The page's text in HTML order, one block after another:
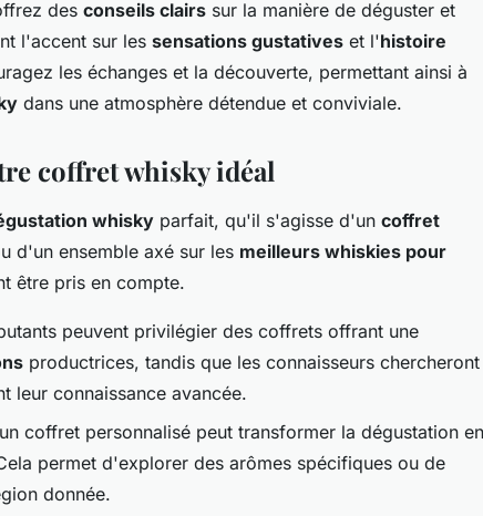
des conseils clairs sur la manière de déguster et
l'accent sur les sensations gustatives et l'histoire
les échanges et la découverte, permettant ainsi à
dans une atmosphère détendue et conviviale.
coffret whisky idéal
whisky parfait, qu'il s'agisse d'un coffret
d'un ensemble axé sur les meilleurs whiskies pour
être pris en compte.
peuvent privilégier des coffrets offrant une
productrices, tandis que les connaisseurs chercheront
leur connaissance avancée.
coffret personnalisé peut transformer la dégustation en
permet d'explorer des arômes spécifiques ou de
donnée.